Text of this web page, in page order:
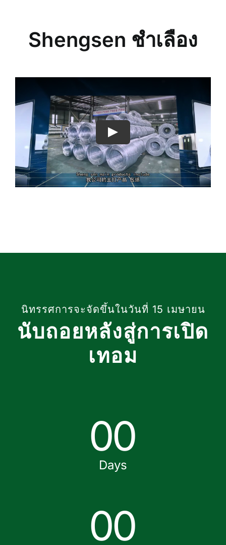
Shengsen ชำเลือง
นิทรรศการจะจัดขึ้นในวันที่ 15 เมษายน
นับถอยหลังสู่การเปิด
เทอม
00
Days
00